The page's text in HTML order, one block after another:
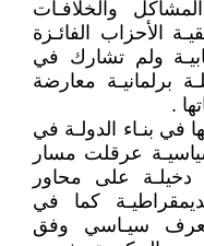
والخلافـات
الأحزاب الفائـزة
ولم تشارك في
برلمانيـة معارضة
.
في بنـاء الدولـة في
عرقلت مسار
دخيلـة على محاور
كما في
سيـاسي وفق